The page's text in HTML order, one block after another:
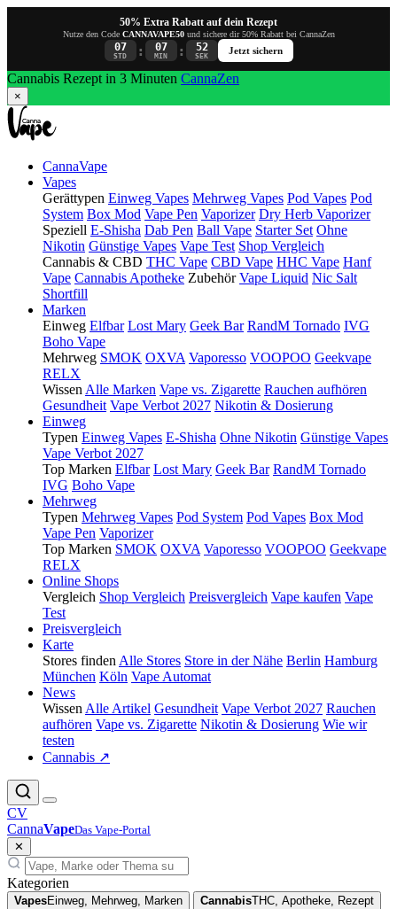
50% Extra Rabatt auf dein Rezept
Nutze den Code CANNAVAPE50und sichere dir 50% Rabatt bei CannaZen
07
STD : 07
MIN : 52
SEK
Jetzt sichern
Cannabis Rezept in 3 Minuten CannaZen
×
CannaVape
Vapes
Gerättypen Einweg Vapes Mehrweg Vapes Pod Vapes Pod
System Box Mod Vape Pen Vaporizer Dry Herb Vaporizer
Speziell E-Shisha Dab Pen Ball Vape Starter Set Ohne
Nikotin Günstige Vapes Vape Test Shop Vergleich
Cannabis & CBD THC Vape CBD Vape HHC Vape Hanf
Vape Cannabis Apotheke Zubehör Vape Liquid Nic Salt
Shortfill
Marken
Einweg Elfbar Lost Mary Geek Bar RandM Tornado IVG
Boho Vape
Mehrweg SMOK OXVA Vaporesso VOOPOO Geekvape
RELX
Wissen Alle Marken Vape vs. Zigarette Rauchen aufhören
Gesundheit Vape Verbot 2027 Nikotin & Dosierung
Einweg
Typen Einweg Vapes E-Shisha Ohne Nikotin Günstige Vapes
Vape Verbot 2027
Top Marken Elfbar Lost Mary Geek Bar RandM Tornado
IVG Boho Vape
Mehrweg
Typen Mehrweg Vapes Pod System Pod Vapes Box Mod
Vape Pen Vaporizer
Top Marken SMOK OXVA Vaporesso VOOPOO Geekvape
RELX
Online Shops
Vergleich Shop Vergleich Preisvergleich Vape kaufen Vape
Test
Preisvergleich
Karte
Stores finden Alle Stores Store in der Nähe Berlin Hamburg
München Köln Vape Automat
News
Wissen Alle Artikel Gesundheit Vape Verbot 2027 Rauchen
aufhören Vape vs. Zigarette Nikotin & Dosierung Wie wir
testen
Cannabis ↗
CV
CannaVapeDas Vape-Portal
✕
Kategorien
VapesEinweg, Mehrweg, Marken CannabisTHC, Apotheke, Rezept